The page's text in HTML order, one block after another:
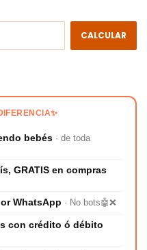
CALCULAR
bebés · de toda
GRATIS en compras
WhatsApp · No bots🤖❌
con crédito ó débito